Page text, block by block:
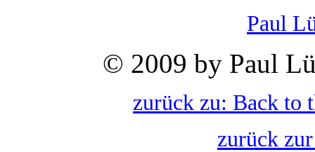
Paul
© 2009 by Paul
zurück zu: Back to
zurück